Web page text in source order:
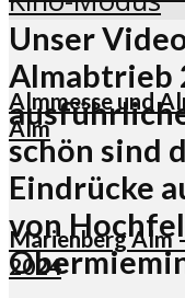
Almmesse und
Alm
Marienberg Alm
2024
Unser
Almabtrieb
schön sind
Eindrücke
von